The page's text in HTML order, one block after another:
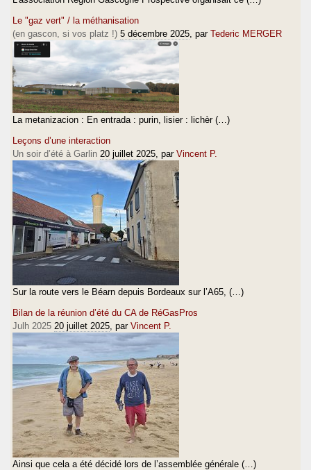
Le "gaz vert" / la méthanisation
(en gascon, si vos platz !) 5 décembre 2025 , par Tederic MERGER
La metanizacion : En entrada : purin, lisier : lichèr (…)
Leçons d’une interaction
Un soir d’été à Garlin 20 juillet 2025 , par Vincent P.
Sur la route vers le Béarn depuis Bordeaux sur l’A65, (…)
Bilan de la réunion d’été du CA de RéGasPros
Julh 2025 20 juillet 2025 , par Vincent P.
Ainsi que cela a été décidé lors de l’assemblée générale (…)